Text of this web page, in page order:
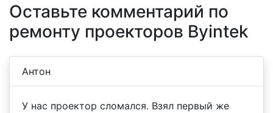
Оставьте комментарий по
ремонту проекторов Byintek
Антон
У нас проектор сломался. Взял первый же